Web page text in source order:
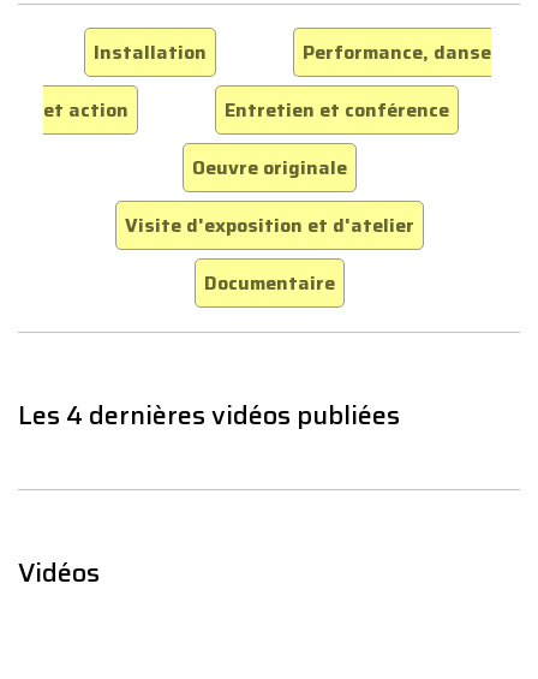
Installation
Performance, danse
et action
Entretien et conférence
Oeuvre originale
Visite d'exposition et d'atelier
Documentaire
Les 4 dernières vidéos publiées
Vidéos